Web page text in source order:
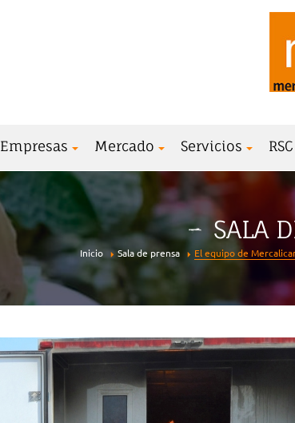
Empresas Mercado Servicios RSC
SALA
Inicio Sala de prensa El equipo de